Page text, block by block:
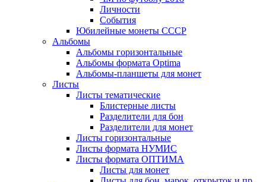
Личности
События
Юбилейные монеты СССР
Альбомы
Альбомы горизонтальные
Альбомы формата Optima
Альбомы-планшеты для монет
Листы
Листы тематические
Блистерные листы
Разделители для бон
Разделители для монет
Листы горизонтальные
Листы формата НУМИС
Листы формата ОПТИМА
Листы для монет